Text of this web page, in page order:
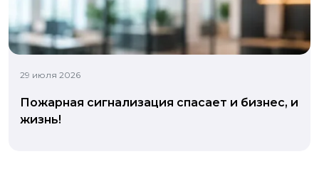
29 июля 2026
Пожарная сигнализация спасает и бизнес, и
жизнь!